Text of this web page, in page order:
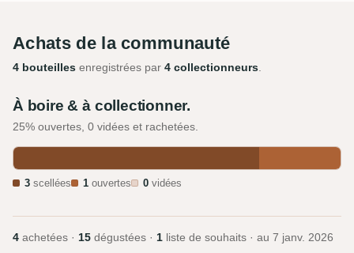
Achats de la communauté
4 bouteilles enregistrées par 4 collectionneurs.
À boire & à collectionner.
25% ouvertes, 0 vidées et rachetées.
3 scellées 1 ouvertes 0 vidées
4 achetées · 15 dégustées · 1 liste de souhaits · au 7 janv. 2026